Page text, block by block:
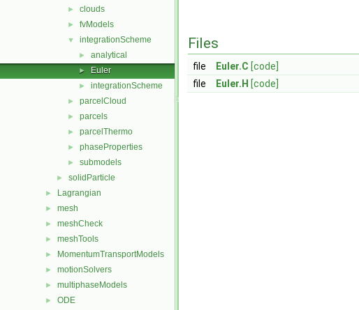
► clouds
► fvModels
▼ integrationScheme
► analytical
► Euler
► integrationScheme
► parcelCloud
► parcels
► parcelThermo
► phaseProperties
► submodels
► solidParticle
► Lagrangian
► mesh
► meshCheck
► meshTools
► MomentumTransportModels
► motionSolvers
► multiphaseModels
► ODE
Files
file Euler.C [code]
file
Euler.H [code]